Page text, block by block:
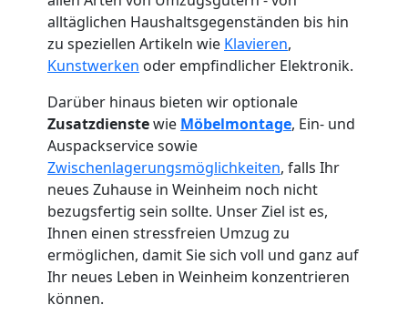
alltäglichen Haushaltsgegenständen bis hin
zu speziellen Artikeln wie Klavieren,
Kunstwerken oder empfindlicher Elektronik.
Darüber hinaus bieten wir optionale
Zusatzdienstewie Möbelmontage, Ein- und
Auspackservice sowie
Zwischenlagerungsmöglichkeiten, falls Ihr
neues Zuhause in Weinheim noch nicht
bezugsfertig sein sollte. Unser Ziel ist es,
Ihnen einen stressfreien Umzug zu
ermöglichen, damit Sie sich voll und ganz auf
Ihr neues Leben in Weinheim konzentrieren
können.